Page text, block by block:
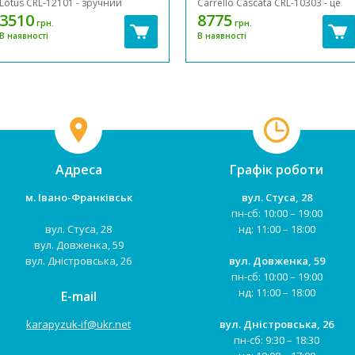
Lotus CRL-12101 - зручний
стільчик для годування в
сучасному дизайні, підходить
дітям до 3–4 років (до 15 кг).
Легко та компактно складається,
має функцію шезлонга, колеса з
3510 грн.
В наявності
Carrello Cascata CRL-10303 - це
стільчик для годування, шезлонг
для новонароджених, гойдалка з
функцією автоматичного
заколисування для дітей від
народження до 3-х років.
8775 грн.
В наявності
Адреса
м. Івано-Франківськ
вул. Стуса, 28
вул. Довженка, 59
вул. Дністровська, 26
E-mail
karapyzuk-if@ukr.net
Графік роботи
вул. Стуса, 28
пн-сб: 10:00 – 19:00
нд: 11:00 – 18:00
вул. Довженка, 59
пн-сб: 10:00 – 19:00
нд: 11:00 – 18:00
вул. Дністровська, 26
пн-сб: 9:30 – 18:30